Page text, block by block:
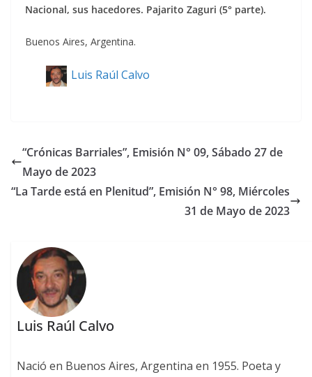
Nacional, sus hacedores. Pajarito Zaguri (5° parte).
Buenos Aires, Argentina.
Luis Raúl Calvo
“Crónicas Barriales”, Emisión N° 09, Sábado 27 de
Mayo de 2023
“La Tarde está en Plenitud”, Emisión N° 98, Miércoles
31 de Mayo de 2023
Luis Raúl Calvo
Nació en Buenos Aires, Argentina en 1955. Poeta y